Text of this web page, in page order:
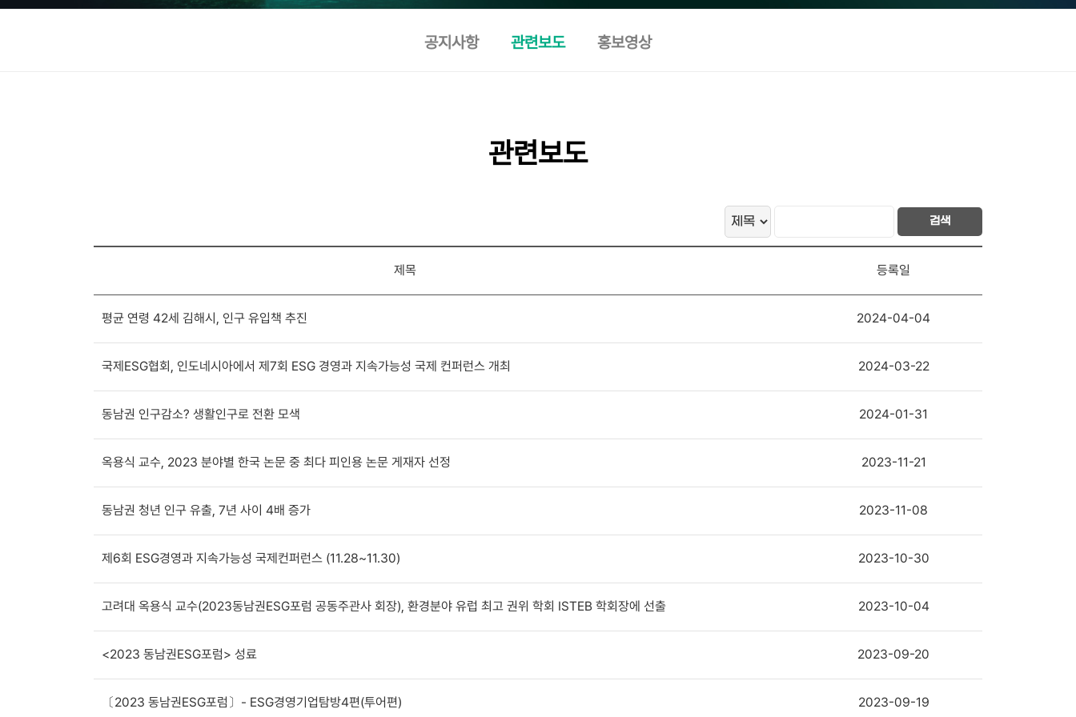
공지사항 관련보도 홍보영상
관련보도
검색
제목 등록일
평균 연령 42세 김해시, 인구 유입책 추진 2024-04-04
국제ESG협회, 인도네시아에서 제7회 ESG 경영과 지속가능성 국제 컨퍼런스 개최 2024-03-22
동남권 인구감소? 생활인구로 전환 모색 2024-01-31
옥용식 교수, 2023 분야별 한국 논문 중 최다 피인용 논문 게재자 선정 2023-11-21
동남권 청년 인구 유출, 7년 사이 4배 증가 2023-11-08
제6회 ESG경영과 지속가능성 국제컨퍼런스 (11.28~11.30) 2023-10-30
고려대 옥용식 교수(2023동남권ESG포럼 공동주관사 회장), 환경분야 유럽 최고 권위 학회 ISTEB 학회장에 선출 2023-10-04
<2023 동남권ESG포럼> 성료 2023-09-20
〔2023 동남권ESG포럼〕- ESG경영기업탐방4편(투어편) 2023-09-19